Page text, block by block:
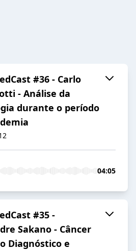
#36 - Carlo
- Análise da
durante o período
04:05
#35 -
Sakano - Câncer
Diagnóstico e